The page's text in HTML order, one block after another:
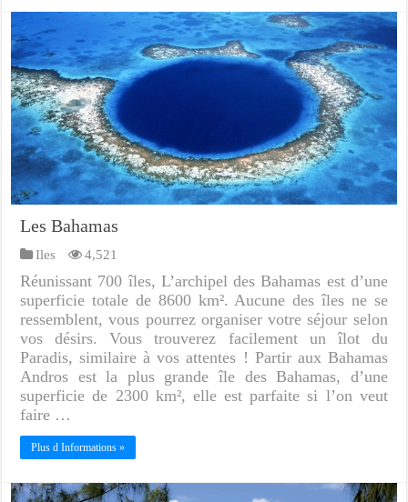
Les Bahamas
Iles 4,521
Réunissant 700 îles, L’archipel des Bahamas est d’une
superficie totale de 8600 km². Aucune des îles ne se
ressemblent, vous pourrez organiser votre séjour selon
vos désirs. Vous trouverez facilement un îlot du
Paradis, similaire à vos attentes ! Partir aux Bahamas
Andros est la plus grande île des Bahamas, d’une
superficie de 2300 km², elle est parfaite si l’on veut
faire …
Plus d Informations »